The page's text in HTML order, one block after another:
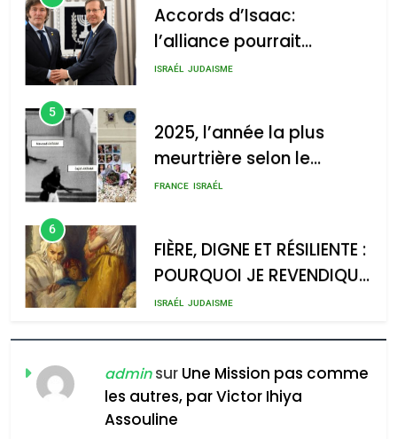
: Haim Zach /
GPO
2025, l’année la plus
meurtrière selon le rapport
d’ADL contre
l’antisémitisme
admin 0
l’alliance pourrait
s’étendre à 13 pays
d’Amérique latine
ISRAÉL JUDAISME
5
meurtrière selon le
rapport d’ADL contre
l’antisémitisme
FRANCE ISRAÉL
6
POURQUOI JE REVENDIQUE
MA JUDAÏTE par Thérèse
Zrihen-Dvir
ISRAÉL JUDAISME
CE QUI NOUS MANQUE –
Jacques Hadida
JUDAISME
adminsur Une Mission pas comme
les autres, par Victor Ihiya
Assouline